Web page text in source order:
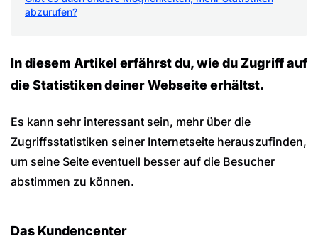
abzurufen?
In diesem Artikel erfährst du, wie du Zugriff auf
die Statistiken deiner Webseite erhältst.
Es kann sehr interessant sein, mehr über die
Zugriffsstatistiken seiner Internetseite herauszufinden,
um seine Seite eventuell besser auf die Besucher
abstimmen zu können.
Das Kundencenter